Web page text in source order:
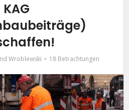
KAG
Wroblewski 18 Betrachtungen